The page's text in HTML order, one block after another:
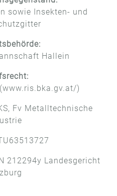
sowie Insekten- und
Hallein
)
Fv Metalltechnische
212294y Landesgericht